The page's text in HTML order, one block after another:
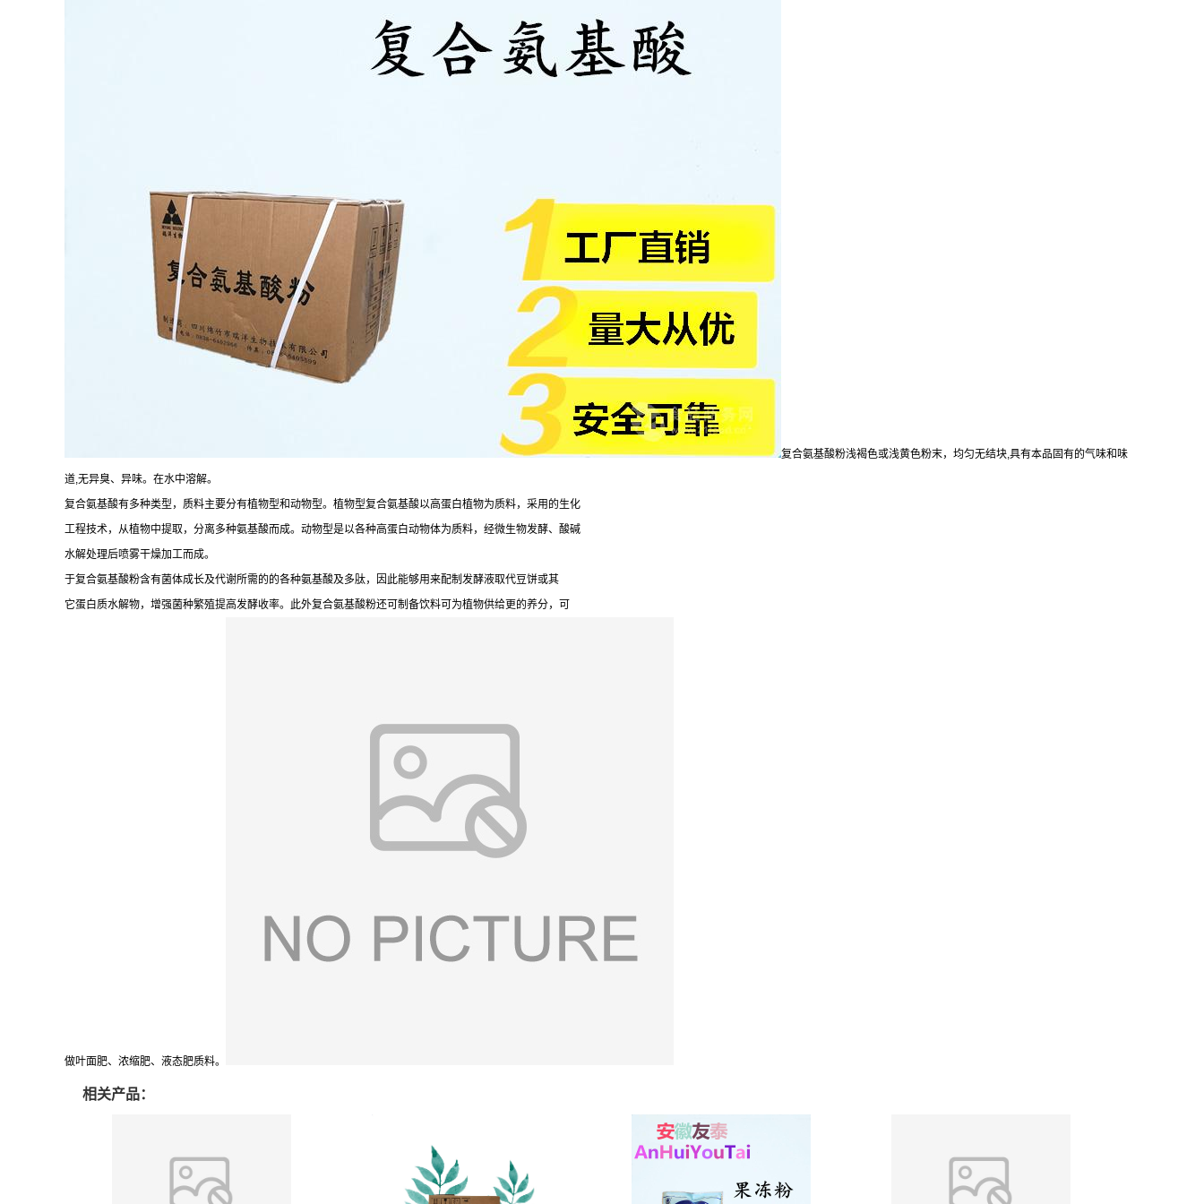
复合氨基酸粉浅褐色或浅黄色粉末，均匀无结块,具有本品固有的气味和味
道,无异臭、异味。在水中溶解。
复合氨基酸有多种类型，质料主要分有植物型和动物型。植物型复合氨基酸以高蛋白植物为质料，采用的生化
工程技术，从植物中提取，分离多种氨基酸而成。动物型是以各种高蛋白动物体为质料，经微生物发酵、酸碱
水解处理后喷雾干燥加工而成。
于复合氨基酸粉含有菌体成长及代谢所需的的各种氨基酸及多肽，因此能够用来配制发酵液取代豆饼或其
它蛋白质水解物，增强菌种繁殖提高发酵收率。此外复合氨基酸粉还可制备饮料可为植物供给更的养分，可
做叶面肥、浓缩肥、液态肥质料。
相关产品：